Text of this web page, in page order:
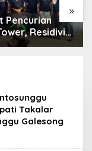
»
Pencurian
Residivis
Kabur
Takalar
Galesong